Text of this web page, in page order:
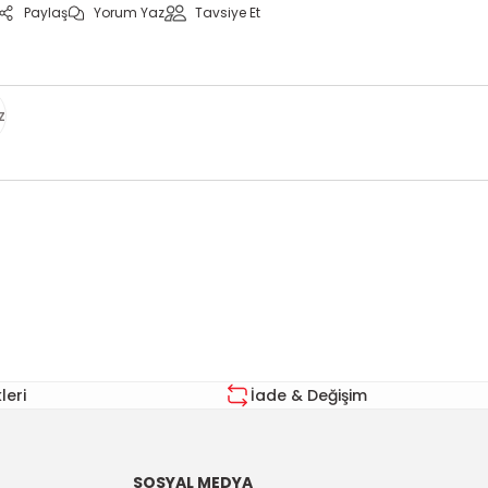
Paylaş Yorum Yaz Tavsiye Et
İade & Değişim
SOSYAL MEDYA